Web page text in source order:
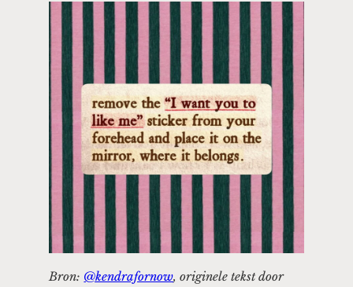
Bron: @kendrafornow, originele tekst door